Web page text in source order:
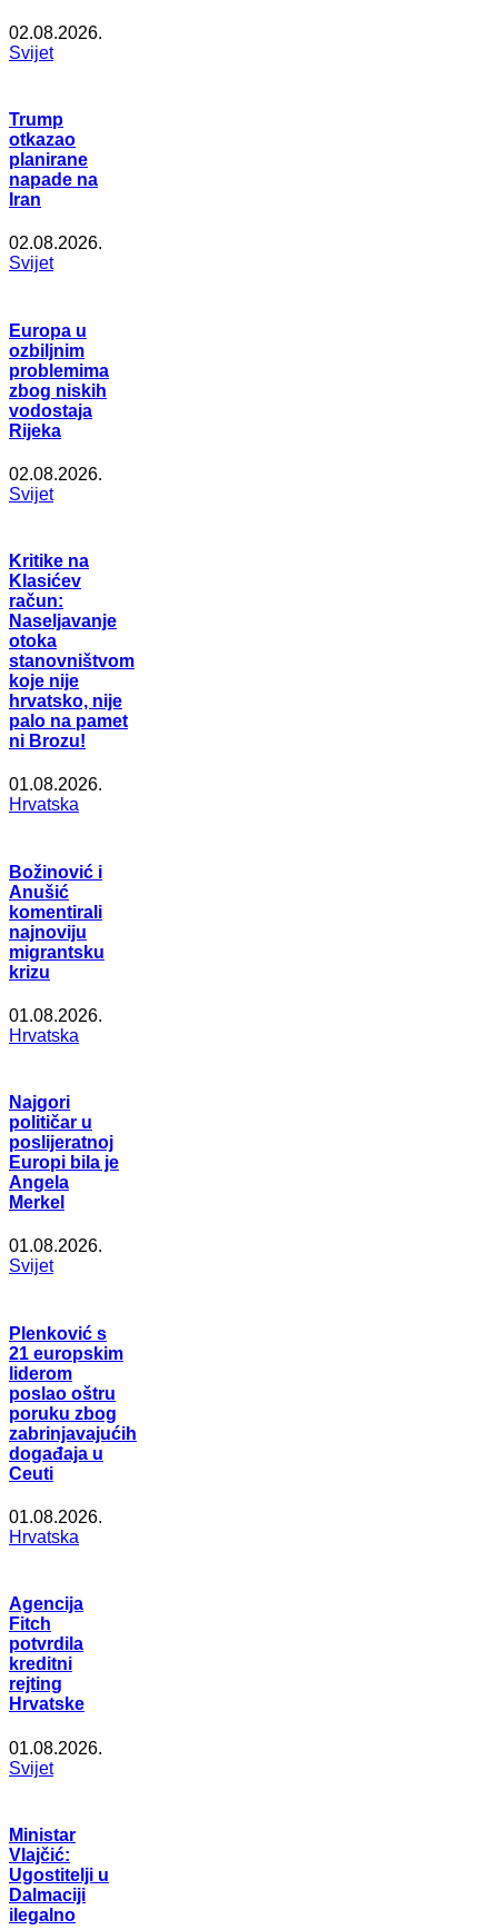
02.08.2026.
Svijet
Trump
otkazao
planirane
napade na
Iran
02.08.2026.
Svijet
Europa u
ozbiljnim
problemima
zbog niskih
vodostaja
Rijeka
02.08.2026.
Svijet
Kritike na
Klasićev
račun:
Naseljavanje
otoka
stanovništvom
koje nije
hrvatsko, nije
palo na pamet
ni Brozu!
01.08.2026.
Hrvatska
Božinović i
Anušić
komentirali
najnoviju
migrantsku
krizu
01.08.2026.
Hrvatska
Najgori
političar u
poslijeratnoj
Europi bila je
Angela
Merkel
01.08.2026.
Svijet
Plenković s
21 europskim
liderom
poslao oštru
poruku zbog
zabrinjavajućih
događaja u
Ceuti
01.08.2026.
Hrvatska
Agencija
Fitch
potvrdila
kreditni
rejting
Hrvatske
01.08.2026.
Svijet
Ministar
Vlajčić:
Ugostitelji u
Dalmaciji
ilegalno